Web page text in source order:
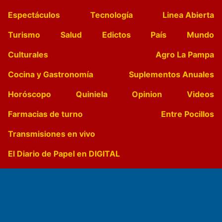
Espectáculos
Tecnología
Linea Abierta
Turismo
Salud Edictos País
Mundo
Culturales
Agro La Pampa
Cocina y Gastronomía
Suplementos Anuales
Horóscopo
Quiniela Opinion
Videos
Farmacias de turno
Entre Pocillos
Transmisiones en vivo
El Diario de Papel en DIGITAL